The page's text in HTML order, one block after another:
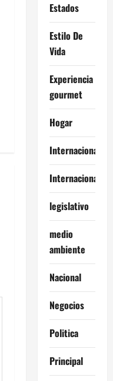
Estados
Estilo De
Vida
Experiencia
gourmet
Hogar
Internacional
Internacionales
legislativo
medio
ambiente
Nacional
Negocios
Politica
Principal